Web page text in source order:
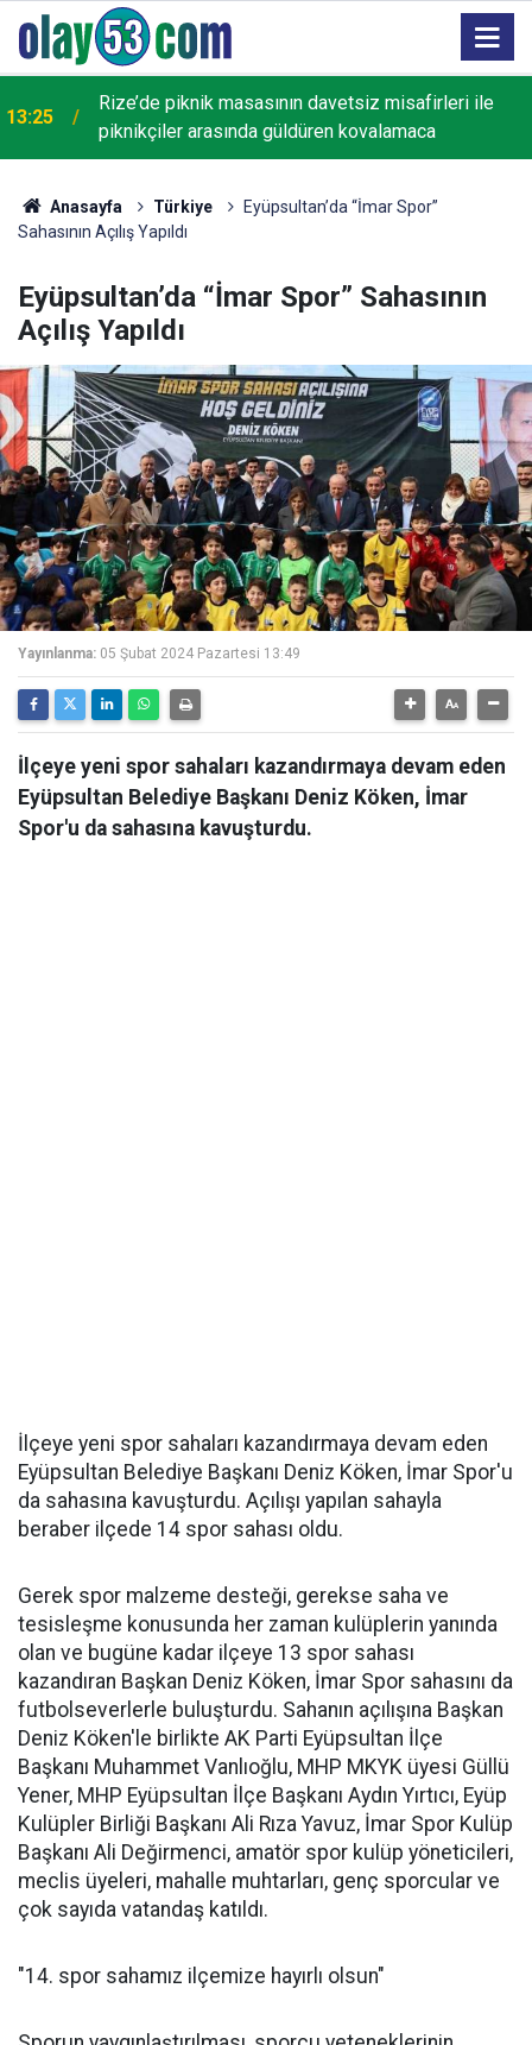
13:13 Rize'de Yaşayan Miras Şöleni Bugün Sona Eriyor
Anasayfa Türkiye
Eyüpsultan’da “İmar Spor”
Sahasının Açılış Yapıldı
Eyüpsultan’da “İmar Spor” Sahasının
Açılış Yapıldı
Yayınlanma: 05 Şubat 2024 Pazartesi 13:49
İlçeye yeni spor sahaları kazandırmaya devam eden
Eyüpsultan Belediye Başkanı Deniz Köken, İmar
Spor'u da sahasına kavuşturdu.
İlçeye yeni spor sahaları kazandırmaya devam eden
Eyüpsultan Belediye Başkanı Deniz Köken, İmar Spor'u
da sahasına kavuşturdu. Açılışı yapılan sahayla
beraber ilçede 14 spor sahası oldu.
Gerek spor malzeme desteği, gerekse saha ve
tesisleşme konusunda her zaman kulüplerin yanında
olan ve bugüne kadar ilçeye 13 spor sahası
kazandıran Başkan Deniz Köken, İmar Spor sahasını da
futbolseverlerle buluşturdu. Sahanın açılışına Başkan
Deniz Köken'le birlikte AK Parti Eyüpsultan İlçe
Başkanı Muhammet Vanlıoğlu, MHP MKYK üyesi Güllü
Yener, MHP Eyüpsultan İlçe Başkanı Aydın Yırtıcı, Eyüp
Kulüpler Birliği Başkanı Ali Rıza Yavuz, İmar Spor Kulüp
Başkanı Ali Değirmenci, amatör spor kulüp yöneticileri,
meclis üyeleri, mahalle muhtarları, genç sporcular ve
çok sayıda vatandaş katıldı.
"14. spor sahamız ilçemize hayırlı olsun"